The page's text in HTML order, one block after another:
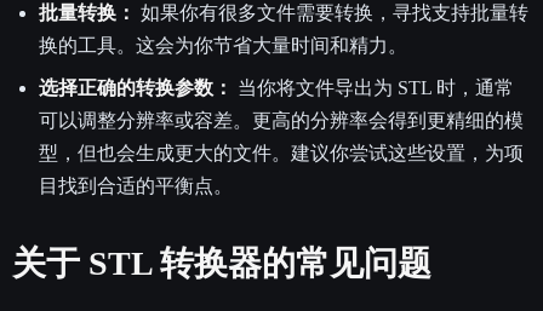
批量转换： 如果你有很多文件需要转换，寻找支持批量转
换的工具。这会为你节省大量时间和精力。
选择正确的转换参数：
当你将文件导出为 STL 时，通常
可以调整分辨率或容差。更高的分辨率会得到更精细的模
型，但也会生成更大的文件。建议你尝试这些设置，为项
目找到合适的平衡点。
关于 STL 转换器的常见问题